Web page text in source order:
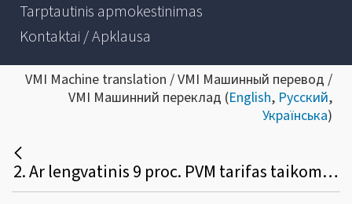
Tarptautinis apmokestinimas
Kontaktai / Apklausa
VMI Machine translation / VMI Машинный перевод /
VMI Машинний переклад (English, Русский,
Українська)
2. Ar lengvatinis 9 proc. PVM tarifas taikomas visų parduodamų briketų, kurie gali būti naudojami kūrenimui, pardavimui?